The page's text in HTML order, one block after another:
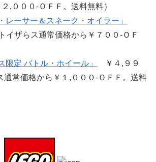
,０００-ＯＦＦ。送料無料）
レーサー＆スネーク・オイラー」
イザらス通常価格から￥７００-ＯＦ
限定 バトル・ホイール」
￥４,９９
常価格から￥１,０００-ＯＦＦ。送料